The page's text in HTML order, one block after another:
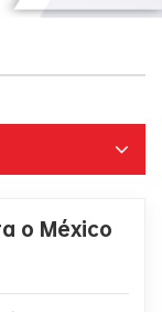
o México